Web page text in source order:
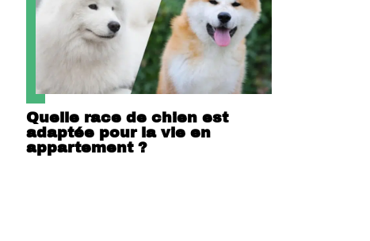
Quelle race de chien est
adaptée pour la vie en
appartement ?